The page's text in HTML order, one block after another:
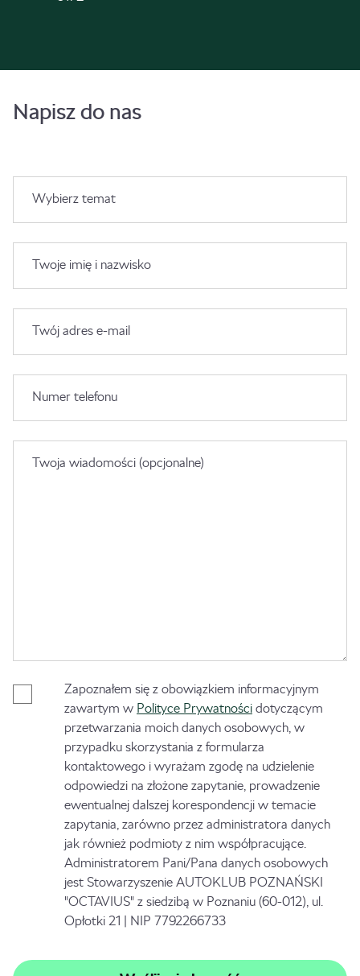
Napisz do nas
Wybierz temat
Twoje imię i nazwisko
Twój adres e-mail
Numer telefonu
Twoja wiadomości (opcjonalne)
Zapoznałem się z obowiązkiem informacyjnym
zawartym w Polityce Prywatności dotyczącym
przetwarzania moich danych osobowych, w
przypadku skorzystania z formularza
kontaktowego i wyrażam zgodę na udzielenie
odpowiedzi na złożone zapytanie, prowadzenie
ewentualnej dalszej korespondencji w temacie
zapytania, zarówno przez administratora danych
jak również podmioty z nim współpracujące.
Administratorem Pani/Pana danych osobowych
jest Stowarzyszenie AUTOKLUB POZNAŃSKI
"OCTAVIUS" z siedzibą w Poznaniu (60-012), ul.
Opłotki 21 | NIP 7792266733